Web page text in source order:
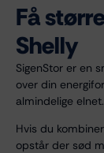
Få
Shelly
SigenStor er en
over din
almindelige elnet.
Hvis du
opstår der sød